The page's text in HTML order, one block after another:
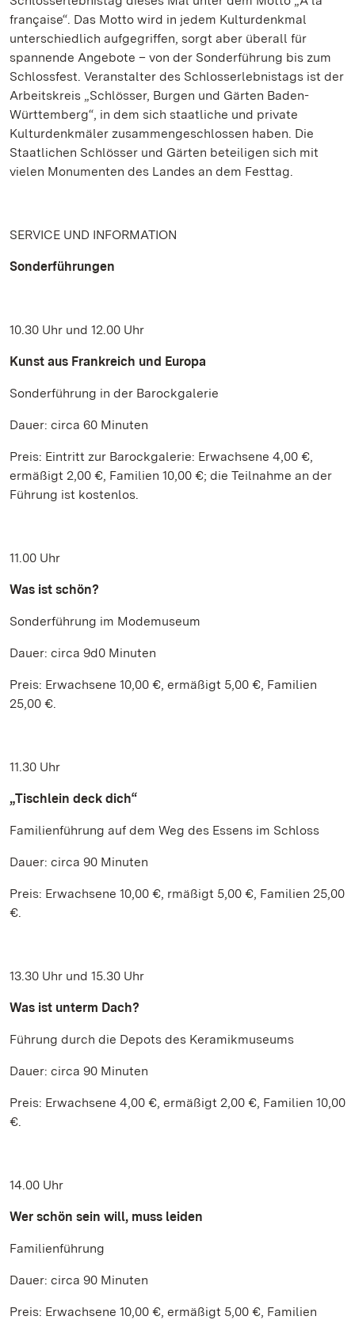
française“. Das Motto wird in jedem Kulturdenkmal
unterschiedlich aufgegriffen, sorgt aber überall für
spannende Angebote – von der Sonderführung bis zum
Schlossfest. Veranstalter des Schlosserlebnistags ist der
Arbeitskreis „Schlösser, Burgen und Gärten Baden-
Württemberg“, in dem sich staatliche und private
Kulturdenkmäler zusammengeschlossen haben. Die
Staatlichen Schlösser und Gärten beteiligen sich mit
vielen Monumenten des Landes an dem Festtag.
SERVICE UND INFORMATION
Sonderführungen
10.30 Uhr und 12.00 Uhr
Kunst aus Frankreich und Europa
Sonderführung in der Barockgalerie
Dauer: circa 60 Minuten
Preis: Eintritt zur Barockgalerie: Erwachsene 4,00 €,
ermäßigt 2,00 €, Familien 10,00 €; die Teilnahme an der
Führung ist kostenlos.
11.00 Uhr
Was ist schön?
Sonderführung im Modemuseum
Dauer: circa 9d0 Minuten
Preis: Erwachsene 10,00 €, ermäßigt 5,00 €, Familien
25,00 €.
11.30 Uhr
„Tischlein deck dich“
Familienführung auf dem Weg des Essens im Schloss
Dauer: circa 90 Minuten
Preis: Erwachsene 10,00 €, rmäßigt 5,00 €, Familien 25,00
€.
13.30 Uhr und 15.30 Uhr
Was ist unterm Dach?
Führung durch die Depots des Keramikmuseums
Dauer: circa 90 Minuten
Preis: Erwachsene 4,00 €, ermäßigt 2,00 €, Familien 10,00
€.
14.00 Uhr
Wer schön sein will, muss leiden
Familienführung
Dauer: circa 90 Minuten
Preis: Erwachsene 10,00 €, ermäßigt 5,00 €, Familien